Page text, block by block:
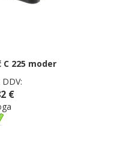
225 moder
€